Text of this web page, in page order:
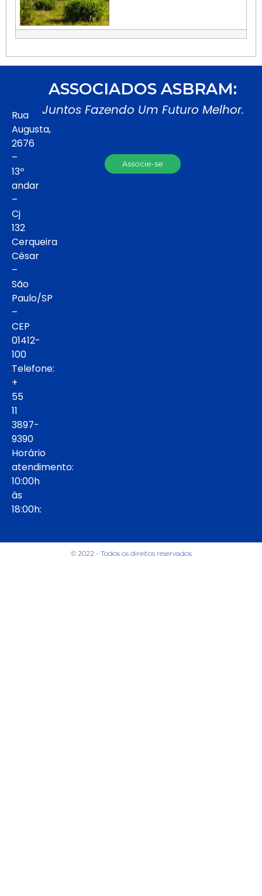
Rua
Augusta,
2676
–
13º
andar
–
Cj
132
Cerqueira
César
–
São
Paulo/SP
–
CEP
01412-
100
Telefone:
+
55
11
3897-
9390
Horário
atendimento:
10:00h
às
18:00h:
ASSOCIADOS ASBRAM:
Juntos Fazendo Um Futuro Melhor.
Associe-se
© 2022 - Todos os direitos reservados